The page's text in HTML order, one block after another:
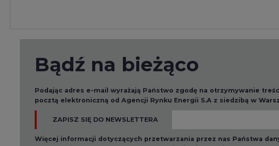
Bądź na bieżąco
Podając adres e-mail wyrażają Państwo zgodę na otrzymywanie
pocztą elektroniczną od Agencji Rynku Energii S.A z siedzibą w
Więcej informacji dotyczących przetwarzania przez nas Państwa
przysługujących Państwu prawach, znajduje się w polityce